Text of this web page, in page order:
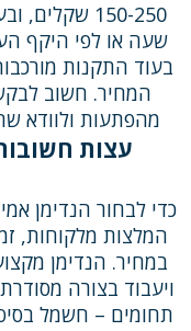
150-250
שעה או לפי היקף
בעוד התקנות
המחיר. חשוב
מהפתעות ולוודא
עצות
כדי לבחור הנדימן
המלצות מלקוחות,
במחיר. הנדימן
ויעבוד בצורה
תחומים – חשמל